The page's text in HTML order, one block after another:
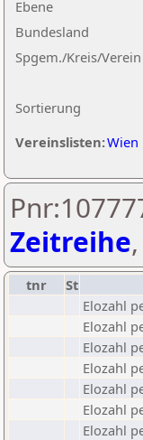
Ebene
Sortierung
Bundesland
Spgem./Kreis/Verein
Vereinslisten:Wien
Zeitreihe,
tnr St
Elozahl
Elozahl
Elozahl
Elozahl
Elozahl
Elozahl
Elozahl